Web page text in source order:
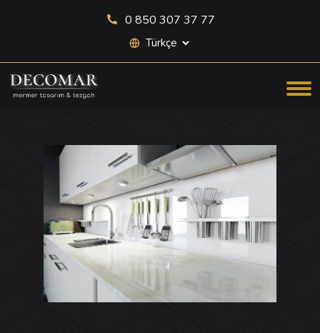
0 850 307 37 77
Site dili seçimi